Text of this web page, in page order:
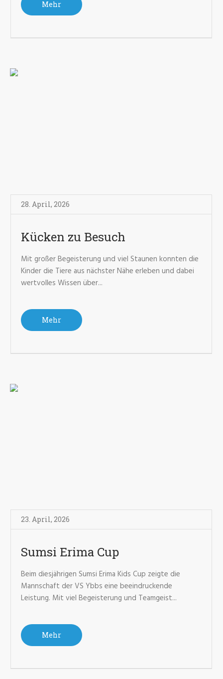
Mehr
28. April, 2026
Kücken zu Besuch
Mit großer Begeisterung und viel Staunen konnten die
Kinder die Tiere aus nächster Nähe erleben und dabei
wertvolles Wissen über...
Mehr
23. April, 2026
Sumsi Erima Cup
Beim diesjährigen Sumsi Erima Kids Cup zeigte die
Mannschaft der VS Ybbs eine beeindruckende
Leistung. Mit viel Begeisterung und Teamgeist...
Mehr